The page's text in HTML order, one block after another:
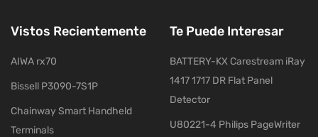
Vistos Recientemente
AIWA rx70
Bissell P3090-7S1P
Chainway Smart Handheld
Terminals
Te Puede Interesar
BATTERY-KX Carestream iRay
1417 1717 DR Flat Panel
Detector
U80221-4 Philips PageWriter